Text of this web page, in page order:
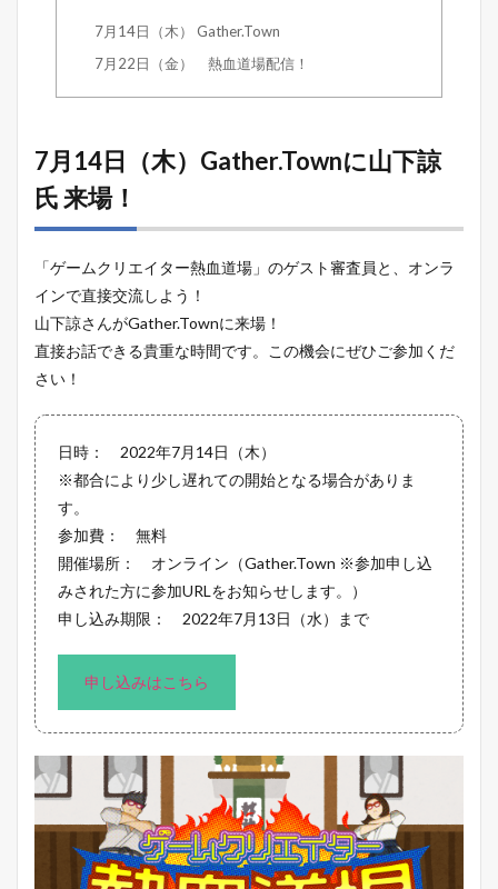
7月14日（木） Gather.Town
7月22日（金） 熱血道場配信！
7月14日（木）Gather.Townに山下諒
氏 来場！
「ゲームクリエイター熱血道場」のゲスト審査員と、オンラ
インで直接交流しよう！
山下諒さんがGather.Townに来場！
直接お話できる貴重な時間です。この機会にぜひご参加くだ
さい！
日時： 2022年7月14日（木）
※都合により少し遅れての開始となる場合がありま
す。
参加費： 無料
開催場所： オンライン（Gather.Town ※参加申し込
みされた方に参加URLをお知らせします。）
申し込み期限： 2022年7月13日（水）まで
申し込みはこちら